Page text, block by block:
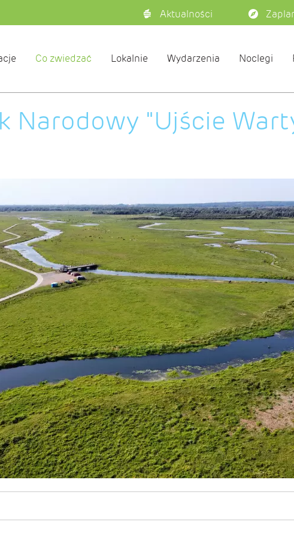
Aktualności
Co zwiedzać Lokalnie Wydarzenia Noclegi
Narodowy "Ujście